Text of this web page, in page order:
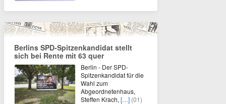
Berlins SPD-Spitzenkandidat stellt
sich bei Rente mit 63 quer
Berlin - Der SPD-
Spitzenkandidat für die
Wahl zum
Abgeordnetenhaus,
Steffen Krach, […] (01)